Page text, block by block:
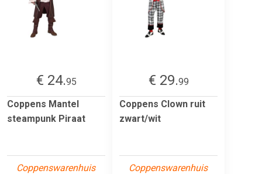
€ 24.95
Coppens Mantel
steampunk Piraat
Coppenswarenhuis
€ 29.99
Coppens Clown ruit
zwart/wit
Coppenswarenhuis